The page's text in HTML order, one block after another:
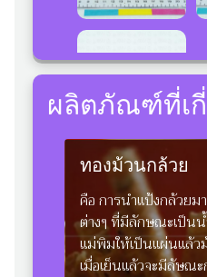
ผลิตภัณฑ์ที่เ
ทองม้วนกล้วย
คือ การนำแป้งกล้วย
ต่างๆ ที่มีลักษณะเป็น
แม่พิมให้เป็นแผ่นแล้
เมื่อเย็นแล้วจะมีลัษณ